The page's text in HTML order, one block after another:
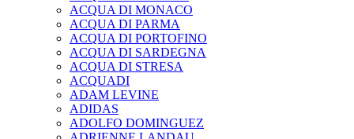
ACQUA DI MONACO
ACQUA DI PARMA
ACQUA DI PORTOFINO
ACQUA DI SARDEGNA
ACQUA DI STRESA
ACQUADI
ADAM LEVINE
ADIDAS
ADOLFO DOMINGUEZ